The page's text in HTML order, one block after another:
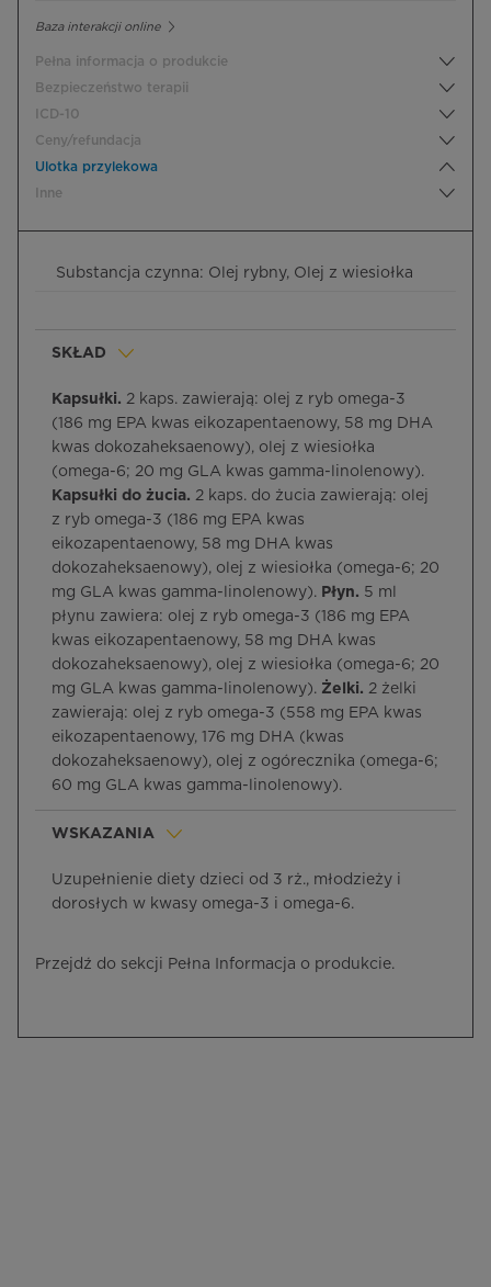
Baza interakcji online
Pełna informacja o produkcie
Bezpieczeństwo terapii
ICD-10
Ceny/refundacja
Ulotka przylekowa
Inne
Substancja czynna: Olej rybny, Olej z wiesiołka
SKŁAD
Kapsułki. 2 kaps. zawierają: olej z ryb omega-3
(186 mg EPA kwas eikozapentaenowy, 58 mg DHA
kwas dokozaheksaenowy), olej z wiesiołka
(omega-6; 20 mg GLA kwas gamma-linolenowy).
Kapsułki do żucia. 2 kaps. do żucia zawierają: olej
z ryb omega-3 (186 mg EPA kwas
eikozapentaenowy, 58 mg DHA kwas
dokozaheksaenowy), olej z wiesiołka (omega-6; 20
mg GLA kwas gamma-linolenowy). Płyn. 5 ml
płynu zawiera: olej z ryb omega-3 (186 mg EPA
kwas eikozapentaenowy, 58 mg DHA kwas
dokozaheksaenowy), olej z wiesiołka (omega-6; 20
mg GLA kwas gamma-linolenowy). Żelki. 2 żelki
zawierają: olej z ryb omega-3 (558 mg EPA kwas
eikozapentaenowy, 176 mg DHA (kwas
dokozaheksaenowy), olej z ogórecznika (omega-6;
60 mg GLA kwas gamma-linolenowy).
WSKAZANIA
Uzupełnienie diety dzieci od 3 rż., młodzieży i
dorosłych w kwasy omega-3 i omega-6.
Przejdź do sekcji Pełna Informacja o produkcie.